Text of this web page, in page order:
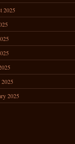
2025
2025